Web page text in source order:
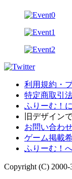
利用規約・
特定商取引
ふりーむ！
旧デザイン
お問い合わ
ゲーム掲載
ふりーむ！
Copyright (C) 2000-